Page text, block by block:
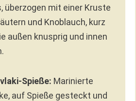
überzogen mit einer Kruste
und Knoblauch, kurz
außen knusprig und innen
Spieße: Marinierte
auf Spieße gesteckt und